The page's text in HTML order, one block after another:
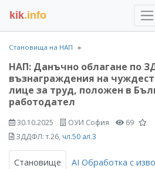
kik.info
Становища на НАП
НАП: Данъчно облагане по
възнаграждения на
лице за труд, положен в
работодател
30.10.2025 ОУИ София
69
ЗДДФЛ: т.26, чл.50 ал.3
Становище AI Обработка с